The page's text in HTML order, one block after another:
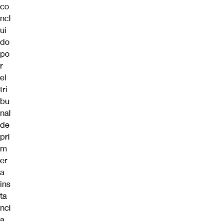
co
ncl
ui
do
po
r
el
tri
bu
nal
de
pri
m
er
a
ins
ta
nci